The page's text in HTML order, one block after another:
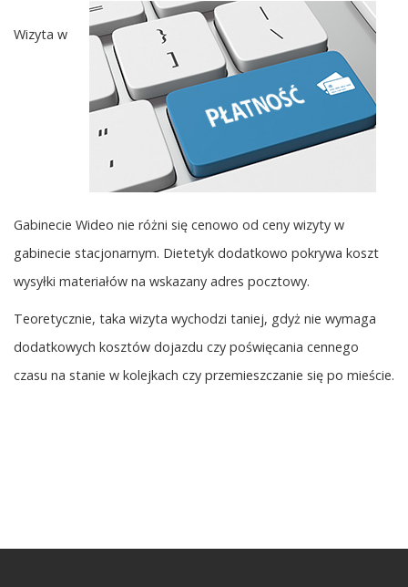
Wizyta w
Gabinecie Wideo nie różni się cenowo od ceny wizyty w
gabinecie stacjonarnym. Dietetyk dodatkowo pokrywa koszt
wysyłki materiałów na wskazany adres pocztowy.
Teoretycznie, taka wizyta wychodzi taniej, gdyż nie wymaga
dodatkowych kosztów dojazdu czy poświęcania cennego
czasu na stanie w kolejkach czy przemieszczanie się po mieście.